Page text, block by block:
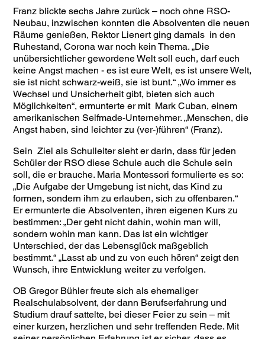
Franz blickte sechs Jahre zurück – noch ohne RSO-
Neubau, inzwischen konnten die Absolventen die neuen
Räume genießen, Rektor Lienert ging damals in den
Ruhestand, Corona war noch kein Thema. „Die
unübersichtlicher gewordene Welt soll euch, darf euch
keine Angst machen - es ist eure Welt, es ist unsere Welt,
sie ist nicht schwarz-weiß, sie ist bunt.“ „Wo immer es
Wechsel und Unsicherheit gibt, bieten sich auch
Möglichkeiten“, ermunterte er mit Mark Cuban, einem
amerikanischen Selfmade-Unternehmer. „Menschen, die
Angst haben, sind leichter zu (ver-)führen“ (Franz).
Sein Ziel als Schulleiter sieht er darin, dass für jeden
Schüler der RSO diese Schule auch die Schule sein
soll, die er brauche. Maria Montessori formulierte es so:
„Die Aufgabe der Umgebung ist nicht, das Kind zu
formen, sondern ihm zu erlauben, sich zu offenbaren.“
Er ermunterte die Absolventen, ihren eigenen Kurs zu
bestimmen: „Der geht nicht dahin, wohin man will,
sondern wohin man kann. Das ist ein wichtiger
Unterschied, der das Lebensglück maßgeblich
bestimmt.“ „Lasst ab und zu von euch hören“ zeigt den
Wunsch, ihre Entwicklung weiter zu verfolgen.
OB Gregor Bühler freute sich als ehemaliger
Realschulabsolvent, der dann Berufserfahrung und
Studium drauf sattelte, bei dieser Feier zu sein – mit
einer kurzen, herzlichen und sehr treffenden Rede. Mit